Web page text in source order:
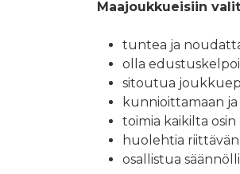
Maajoukkueisiin
tuntea ja
olla
sitoutua
kunnioittamaan
toimia kaikilta
huolehtia
osallistua